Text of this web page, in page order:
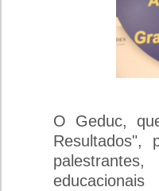
O Geduc,
Resultados",